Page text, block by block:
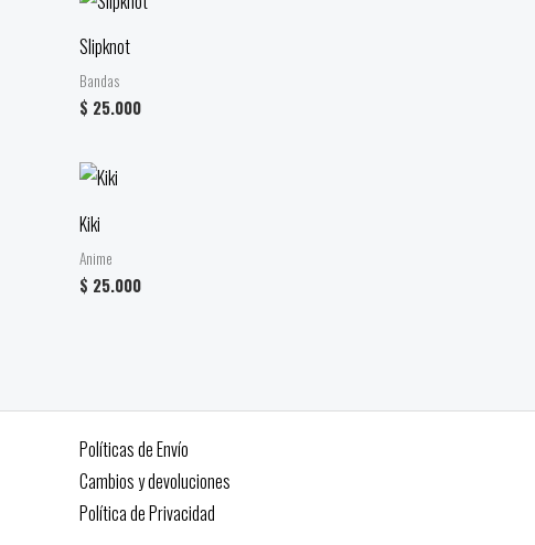
Slipknot
Bandas
$ 25.000
Kiki
Anime
$ 25.000
Políticas de Envío
Cambios y devoluciones
Política de Privacidad